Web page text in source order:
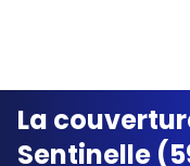
Streaming
La
Sentinelle